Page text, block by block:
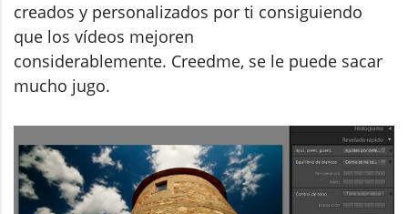
creados y personalizados por ti consiguiendo
que los vídeos mejoren
considerablemente. Creedme, se le puede sacar
mucho jugo.